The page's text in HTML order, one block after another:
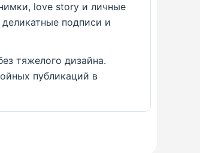
love story и личные
подписи и
тяжелого дизайна.
публикаций в